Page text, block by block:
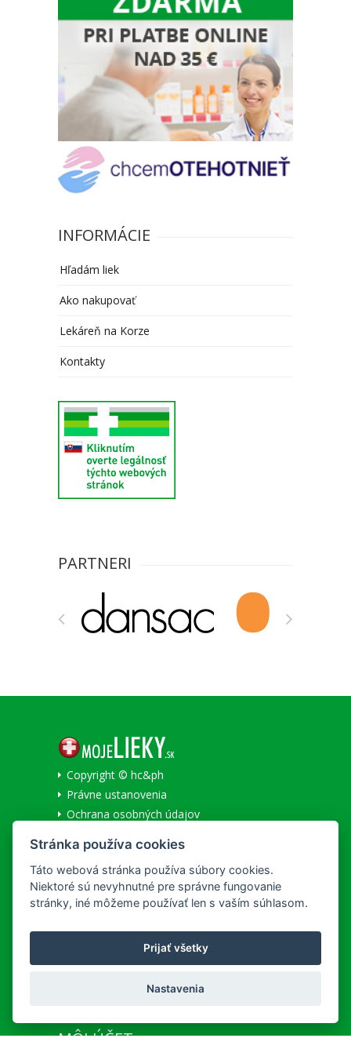
INFORMÁCIE
Hľadám liek
Ako nakupovať
Lekáreň na Korze
Kontakty
PARTNERI
Copyright © hc&ph
Právne ustanovenia
Ochrana osobných údajov
Národné centrum zdravotníckych informácií
SLUŽBY
Lekáreň na Korze
Doručenie a platba
REKLAMAČNÝ PORIADOK
MÔJ ÚČET
Stránka používa cookies
Táto webová stránka používa súbory cookies.
Niektoré sú nevyhnutné pre správne fungovanie
stránky, iné môžeme používať len s vaším súhlasom.
Prijať všetky
Nastavenia